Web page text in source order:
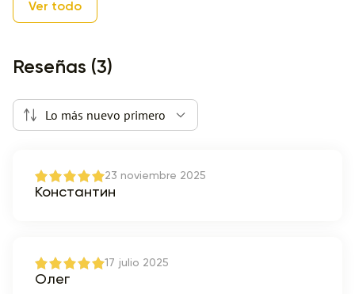
Ver todo
Reseñas (3)
Lo más nuevo primero
23 noviembre 2025
Константин
17 julio 2025
Олег